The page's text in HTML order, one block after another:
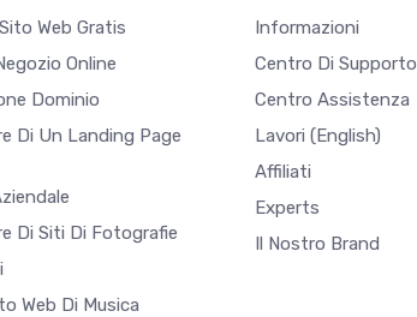
Web Gratis
Online
Dominio
Di Un Landing Page
Di Siti Di Fotografie
Web Di Musica
Informazioni
Centro Di Supporto
Centro Assistenza
Lavori (English)
Affiliati
Experts
Il Nostro Brand